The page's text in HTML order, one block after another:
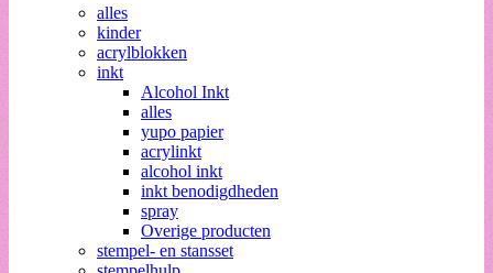
alles
kinder
acrylblokken
inkt
Alcohol Inkt
alles
yupo papier
acrylinkt
alcohol inkt
inkt benodigdheden
spray
Overige producten
stempel- en stansset